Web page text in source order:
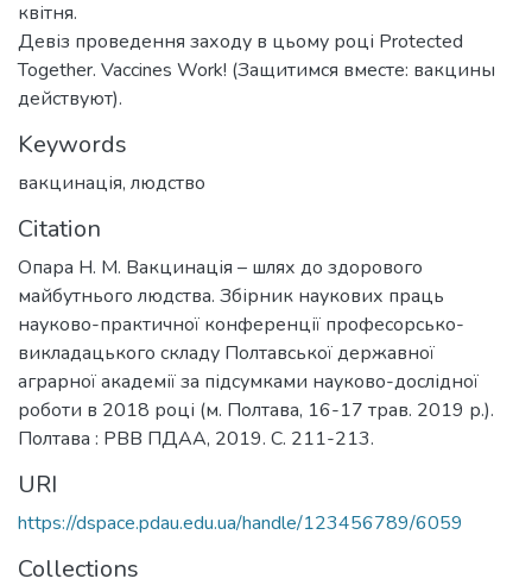
квітня.
Девіз проведення заходу в цьому році Protected
Together. Vaccines Work! (Защитимся вместе: вакцины
действуют).
Keywords
вакцинація, людство
Citation
Опара Н. М. Вакцинація – шлях до здорового
майбутнього людства. Збірник наукових праць
науково-практичної конференції професорсько-
викладацького складу Полтавської державної
аграрної академії за підсумками науково-дослідної
роботи в 2018 році (м. Полтава, 16-17 трав. 2019 р.).
Полтава : РВВ ПДАА, 2019. С. 211-213.
URI
https://dspace.pdau.edu.ua/handle/123456789/6059
Collections